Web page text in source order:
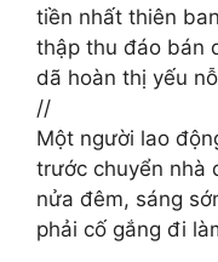
tiền nhất thiên
thập thu đáo bán
dã hoàn thị yếu
//
Một người lao
trước chuyển nhà
nửa đêm, sáng
phải cố gắng đi